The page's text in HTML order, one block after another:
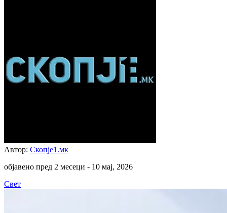
Автор: Скопје1.мк
објавено пред 2 месеци - 10 мај, 2026
Свет